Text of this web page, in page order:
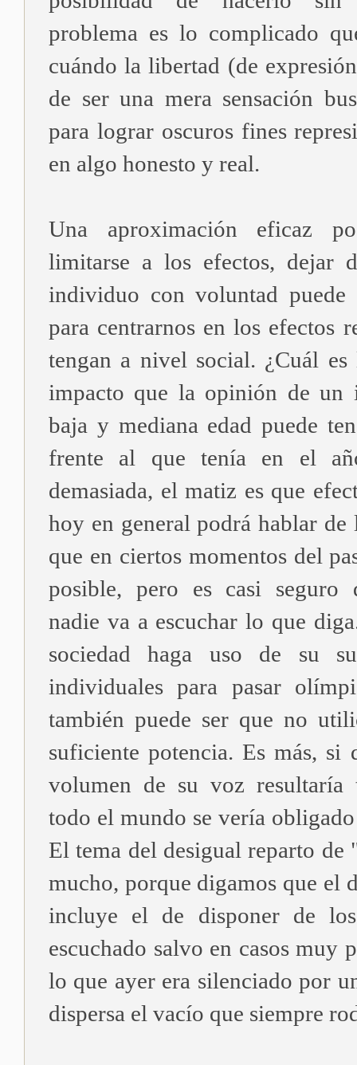
problema es lo complicado
cuándo la libertad (de
de ser una mera sensación
para lograr oscuros fines
en algo honesto y real.
Una aproximación eficaz
limitarse a los efectos, dejar
individuo con voluntad puede
para centrarnos en los efectos
tengan a nivel social. ¿Cuál
impacto que la opinión de un
baja y mediana edad puede
frente al que tenía en el
demasiada, el matiz es que
hoy en general podrá hablar de
que en ciertos momentos del
posible, pero es casi seguro
nadie va a escuchar lo que
sociedad haga uso de su
individuales para pasar
también puede ser que no
suficiente potencia. Es más, si
volumen de su voz resultaría
todo el mundo se vería
El tema del desigual reparto de
mucho, porque digamos que el
incluye el de disponer de
escuchado salvo en casos muy
lo que ayer era silenciado por
dispersa el vacío que siempre